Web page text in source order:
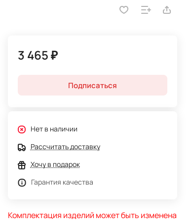
3 465 ₽
Подписаться
Нет в наличии
Рассчитать доставку
Хочу в подарок
Гарантия качества
Комплектация изделий может быть изменена